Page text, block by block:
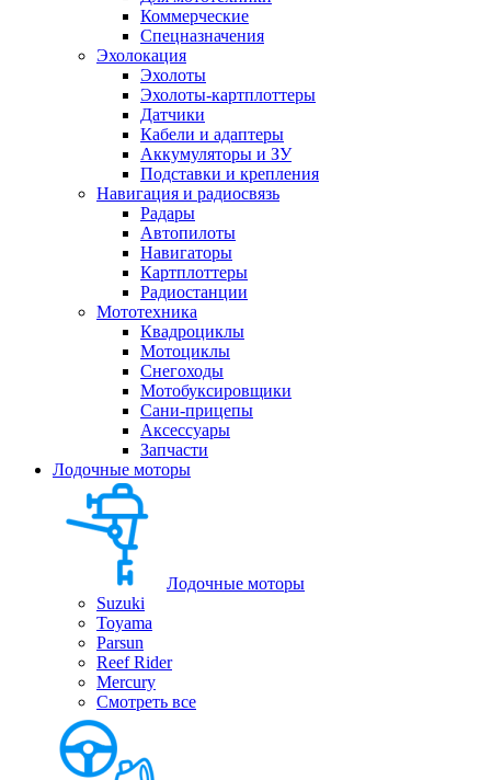
Коммерческие
Спецназначения
Эхолокация
Эхолоты
Эхолоты-картплоттеры
Датчики
Кабели и адаптеры
Аккумуляторы и ЗУ
Подставки и крепления
Навигация и радиосвязь
Радары
Автопилоты
Навигаторы
Картплоттеры
Радиостанции
Мототехника
Квадроциклы
Мотоциклы
Снегоходы
Мотобуксировщики
Сани-прицепы
Аксессуары
Запчасти
Лодочные моторы
Лодочные моторы
Suzuki
Toyama
Parsun
Reef Rider
Mercury
Смотреть все